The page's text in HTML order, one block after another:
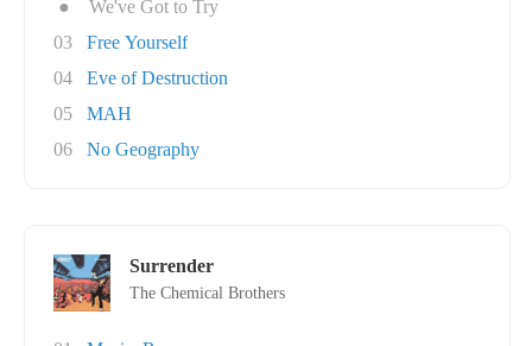
●
We've Got to Try
03
Free Yourself
04
Eve of Destruction
05
MAH
06
No Geography
Surrender
The Chemical Brothers